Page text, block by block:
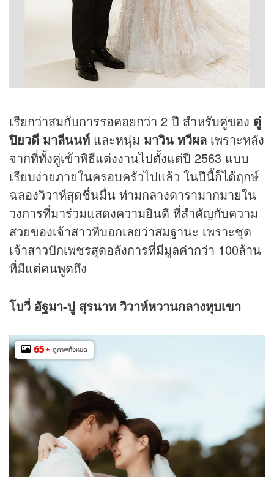
เรียกว่าสมกับการรอคอยกว่า 2 ปี สำหรับคู่ของ ตู่
ปิยวดี มาลีนนท์ และหนุ่ม มาวิน ทวีผล เพราะหลัง
จากที่ทั้งคู่เข้าพิธีแต่งงานไปตั้งแต่ปี 2563 แบบ
เรียบง่ายภายในครอบครัวไปแล้ว ในปีนี้ก็ได้ฤกษ์
ฉลองวิวาห์สุดชื่นมื่น ท่ามกลางดารามากมายใน
วงการที่มาร่วมแสดงความยินดี ที่สำคัญกับความ
สวยของเจ้าสาวที่บอกเลยว่าสมฐานะ เพราะชุด
เจ้าสาวปักเพชรสุดอลังการที่มีมูลค่ากว่า 100ล้าน
ที่มีแต่คนพูดถึง
โบวี่ อัฐมา-ปู สุรนาท วิวาห์หวานกลางหุบเขา
65+ ดูภาพทั้งหมด